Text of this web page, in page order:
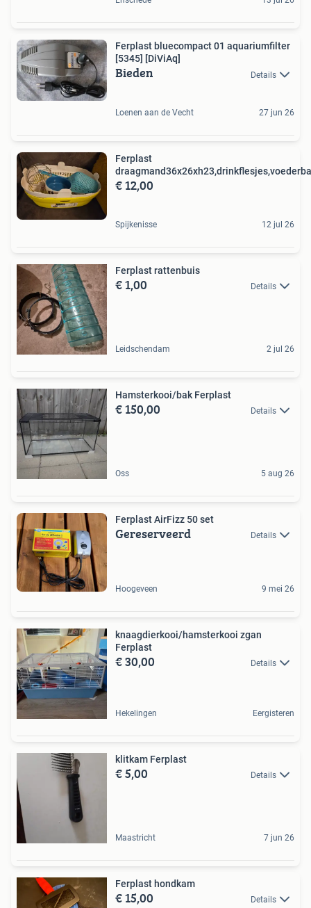
Ferplast bluecompact 01 aquariumfilter
[5345] [DiViAq]
Bieden Details
Loenen aan de Vecht 27 jun 26
Ferplast
€ 12,00
Spijkenisse 12 jul 26
Ferplast rattenbuis
€ 1,00 Details
Leidschendam 2 jul 26
Hamsterkooi/bak Ferplast
€ 150,00 Details
Oss 5 aug 26
Ferplast AirFizz 50 set
Gereserveerd Details
Hoogeveen 9 mei 26
knaagdierkooi/hamsterkooi zgan
Ferplast
€ 30,00 Details
Hekelingen Eergisteren
klitkam Ferplast
€ 5,00 Details
Maastricht 7 jun 26
Ferplast hondkam
€ 15,00 Details